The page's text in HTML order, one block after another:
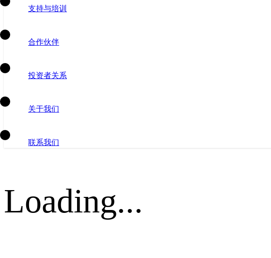
支持与培训
合作伙伴
投资者关系
关于我们
联系我们
Loading...